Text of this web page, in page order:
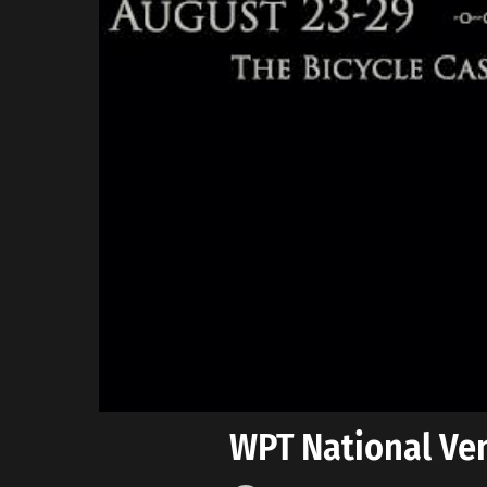
WPT National